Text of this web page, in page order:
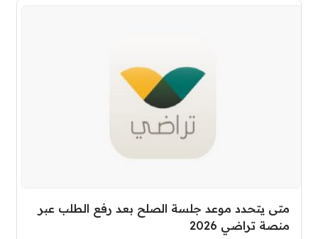
متى يتحدد موعد جلسة الصلح بعد رفع الطلب عبر
منصة تراضي 2026